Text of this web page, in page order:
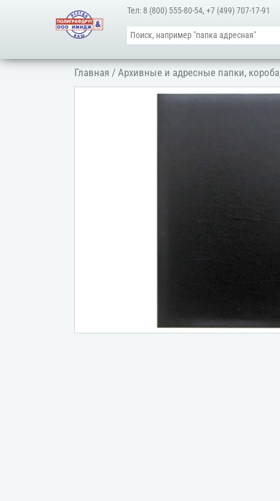
Тел: 8 (800) 555-80-54,+7 (499) 707-17-91
Главная /Архивные и адресные папки,